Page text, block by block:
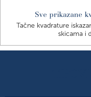
Sve prikazane
Tačne kvadrature
skicama i